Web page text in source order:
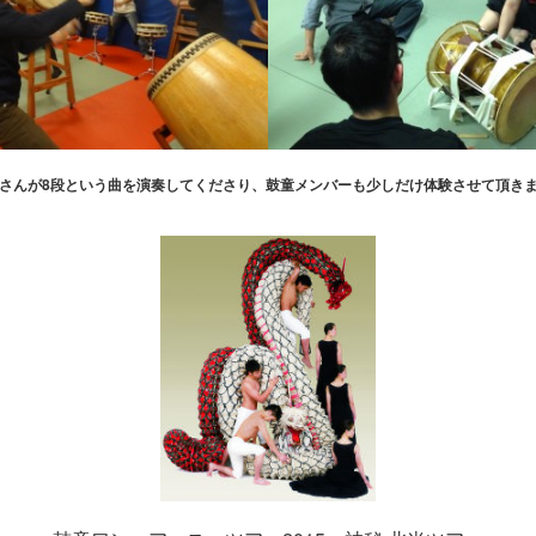
んが8段という曲を演奏してくださり、鼓童メンバーも少しだけ体験させて頂き